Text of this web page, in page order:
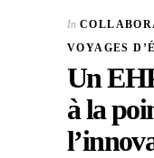
In
VOYAGES
Un
à la